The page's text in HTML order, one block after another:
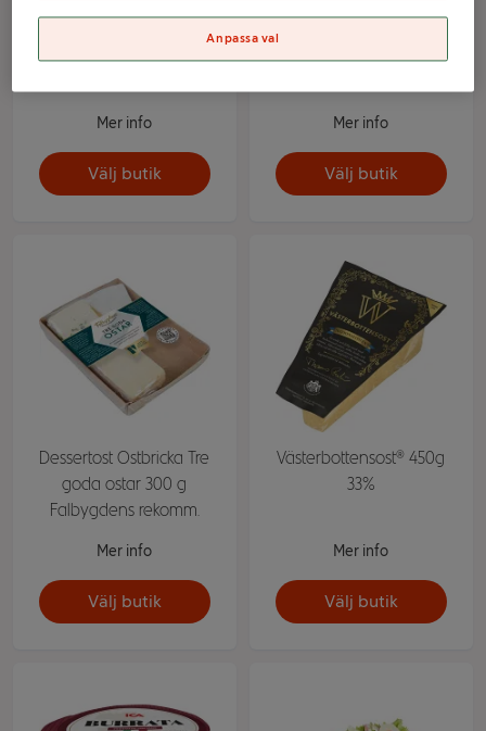
Snacks Fröknäcke
Mer info
Välj butik
Prosciutto di parma 85g
Mer info
Välj butik
Dessertost Ostbricka Tre
goda ostar 300 g
Falbygdens rekomm.
Mer info
Välj butik
Västerbottensost® 450g
33%
Mer info
Välj butik
Anpassa val